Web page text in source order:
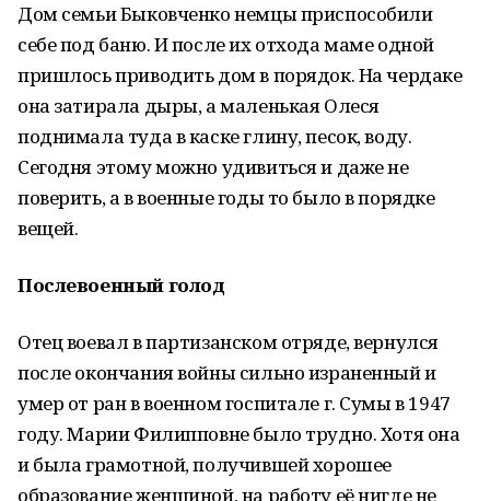
Дом семьи Быковченко немцы приспособили
себе под баню. И после их отхода маме одной
пришлось приводить дом в порядок. На чердаке
она затирала дыры, а маленькая Олеся
поднимала туда в каске глину, песок, воду.
Сегодня этому можно удивиться и даже не
поверить, а в военные годы то было в порядке
вещей.
Послевоенный голод
Отец воевал в партизанском отряде, вернулся
после окончания войны сильно израненный и
умер от ран в военном госпитале г. Сумы в 1947
году. Марии Филипповне было трудно. Хотя она
и была грамотной, получившей хорошее
образование женщиной, на работу её нигде не